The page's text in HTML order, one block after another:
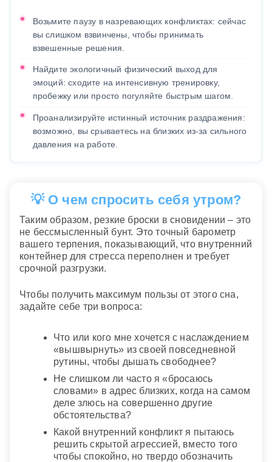
Возьмите паузу в назревающих конфликтах: сейчас
вы слишком взвинчены, чтобы принимать
взвешенные решения.
Найдите экологичный физический выход для
эмоций: сходите на интенсивную тренировку,
пробежку или просто погуляйте быстрым шагом.
Проанализируйте истинный источник раздражения:
возможно, вы срываетесь на близких из-за сильного
давления на работе.
💡 О чем спросить себя утром?
Таким образом, резкие броски в сновидении – это
не бессмысленный бунт. Это точный барометр
вашего терпения, показывающий, что внутренний
контейнер для стресса переполнен и требует
срочной разгрузки.
Чтобы получить максимум пользы от этого сна,
задайте себе три вопроса:
Что или кого мне хочется с наслаждением
«вышвырнуть» из своей повседневной
рутины, чтобы дышать свободнее?
Не слишком ли часто я «бросаюсь
словами» в адрес близких, когда на самом
деле злюсь на совершенно другие
обстоятельства?
Какой внутренний конфликт я пытаюсь
решить скрытой агрессией, вместо того
чтобы спокойно, но твердо обозначить